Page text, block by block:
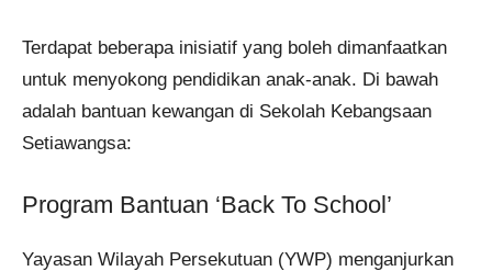
Terdapat beberapa inisiatif yang boleh dimanfaatkan
untuk menyokong pendidikan anak-anak.​ Di bawah
adalah bantuan kewangan di Sekolah Kebangsaan
Setiawangsa:
Program Bantuan ‘Back To School’
Yayasan Wilayah Persekutuan (YWP) menganjurkan